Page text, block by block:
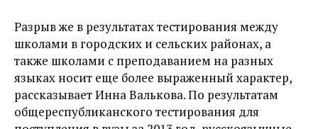
Разрыв же в результатах тестирования между
школами в городских и сельских районах, а
также школами с преподаванием на разных
языках носит еще более выраженный характер,
рассказывает Инна Валькова. По результатам
общереспубликанского тестирования для